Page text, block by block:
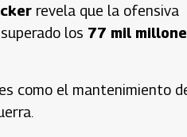
revela que la ofensiva
los 77 mil
como el mantenimiento